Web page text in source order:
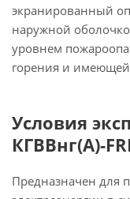
экранированный
наружной
уровнем
горения и
Условия
КГВВнг(А)-
Предназначен для